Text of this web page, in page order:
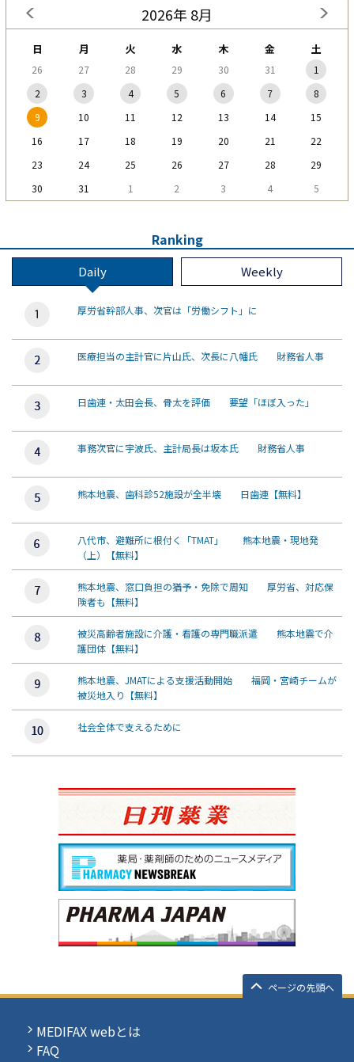
2026年 8月
日 月 火 水 木 金 土
26 27 28 29 30 31
1
2
3 4 5 6 7
8
9
10 11 12 13 14
15
16
17 18 19 20 21
22
23
24 25 26 27 28
29
30
31 1 2 3 4 5
Ranking
Daily Weekly
厚労省幹部人事、次官は「労働シフト」に
医療担当の主計官に片山氏、次長に八幡氏 財務省人事
日歯連・太田会長、骨太を評価 要望「ほぼ入った」
事務次官に宇波氏、主計局長は坂本氏 財務省人事
熊本地震、歯科診52施設が全半壊 日歯連【無料】
八代市、避難所に根付く「TMAT」 熊本地震・現地発
（上）【無料】
熊本地震、窓口負担の猶予・免除で周知 厚労省、対応保
険者も【無料】
被災高齢者施設に介護・看護の専門職派遣 熊本地震で介
護団体【無料】
熊本地震、JMATによる支援活動開始 福岡・宮崎チームが
被災地入り【無料】
社会全体で支えるために
ページの先頭へ
MEDIFAX webとは
FAQ